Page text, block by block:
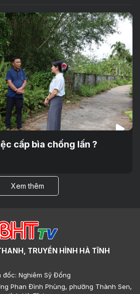
cấp bìa chống lấn ?
Xem thêm
TRUYỀN HÌNH HÀ TĨNH
đốc: Nghiêm Sỹ Đống
Phan Đình Phùng, phường Thành Sen,